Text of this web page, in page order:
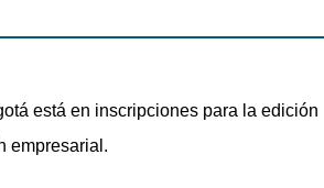
está en inscripciones para la edición
empresarial.